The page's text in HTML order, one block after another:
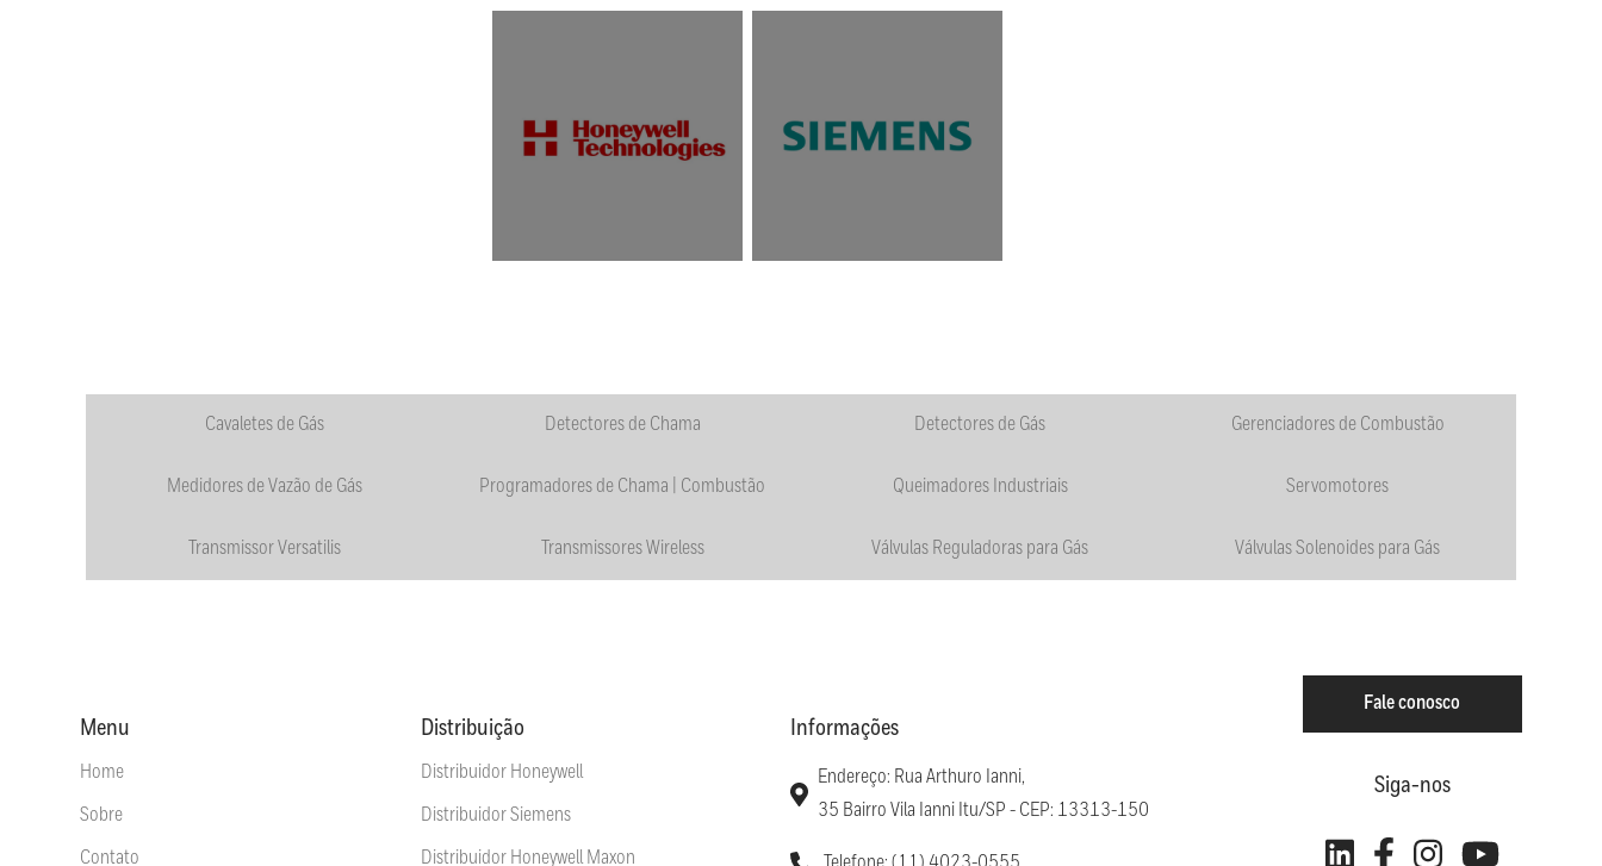
Cavaletes de Gás Detectores de Chama Detectores de Gás Gerenciadores de Combustão
Medidores de Vazão de Gás Programadores de Chama | Combustão Queimadores Industriais Servomotores
Transmissor Versatilis Transmissores Wireless Válvulas Reguladoras para Gás Válvulas Solenoides para Gás
Menu
Home
Sobre
Contato
Distribuição
Distribuidor Honeywell
Distribuidor Siemens
Distribuidor Honeywell Maxon
Informações
Endereço: Rua Arthuro Ianni,
35 Bairro Vila Ianni Itu/SP - CEP: 13313-150
Fale conosco
Siga-nos